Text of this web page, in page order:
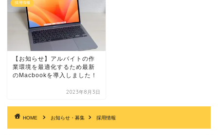
採用情報
【お知らせ】アルバイトの作
業環境を最適化するため最新
のMacbookを導入しました！
2023年8月3日
HOME お知らせ・募集 採用情報